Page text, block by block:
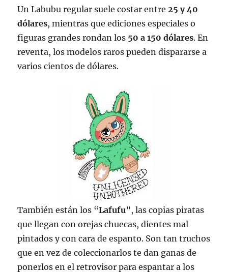
Un Labubu regular suele costar entre 25 y 40
dólares, mientras que ediciones especiales o
figuras grandes rondan los 50 a 150 dólares. En
reventa, los modelos raros pueden dispararse a
varios cientos de dólares.
También están los “Lafufu”, las copias piratas
que llegan con orejas chuecas, dientes mal
pintados y con cara de espanto. Son tan truchos
que en vez de coleccionarlos te dan ganas de
ponerlos en el retrovisor para espantar a los